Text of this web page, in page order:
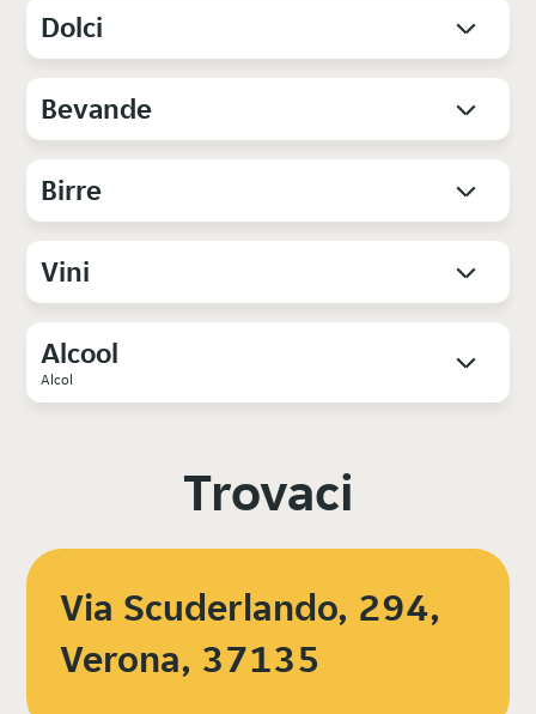
Dolci
Bevande
Birre
Vini
Alcool
Alcol
Trovaci
Via Scuderlando, 294,
Verona, 37135